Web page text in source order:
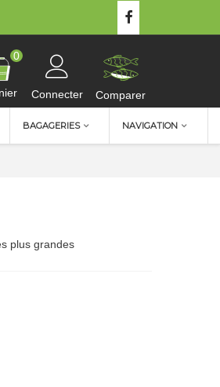
0
Connecter Comparer
BAGAGERIES NAVIGATION
plus grandes